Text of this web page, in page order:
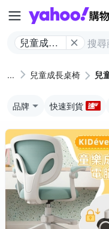
兒童成長
兒童成長桌椅 兒
品牌 快速到貨